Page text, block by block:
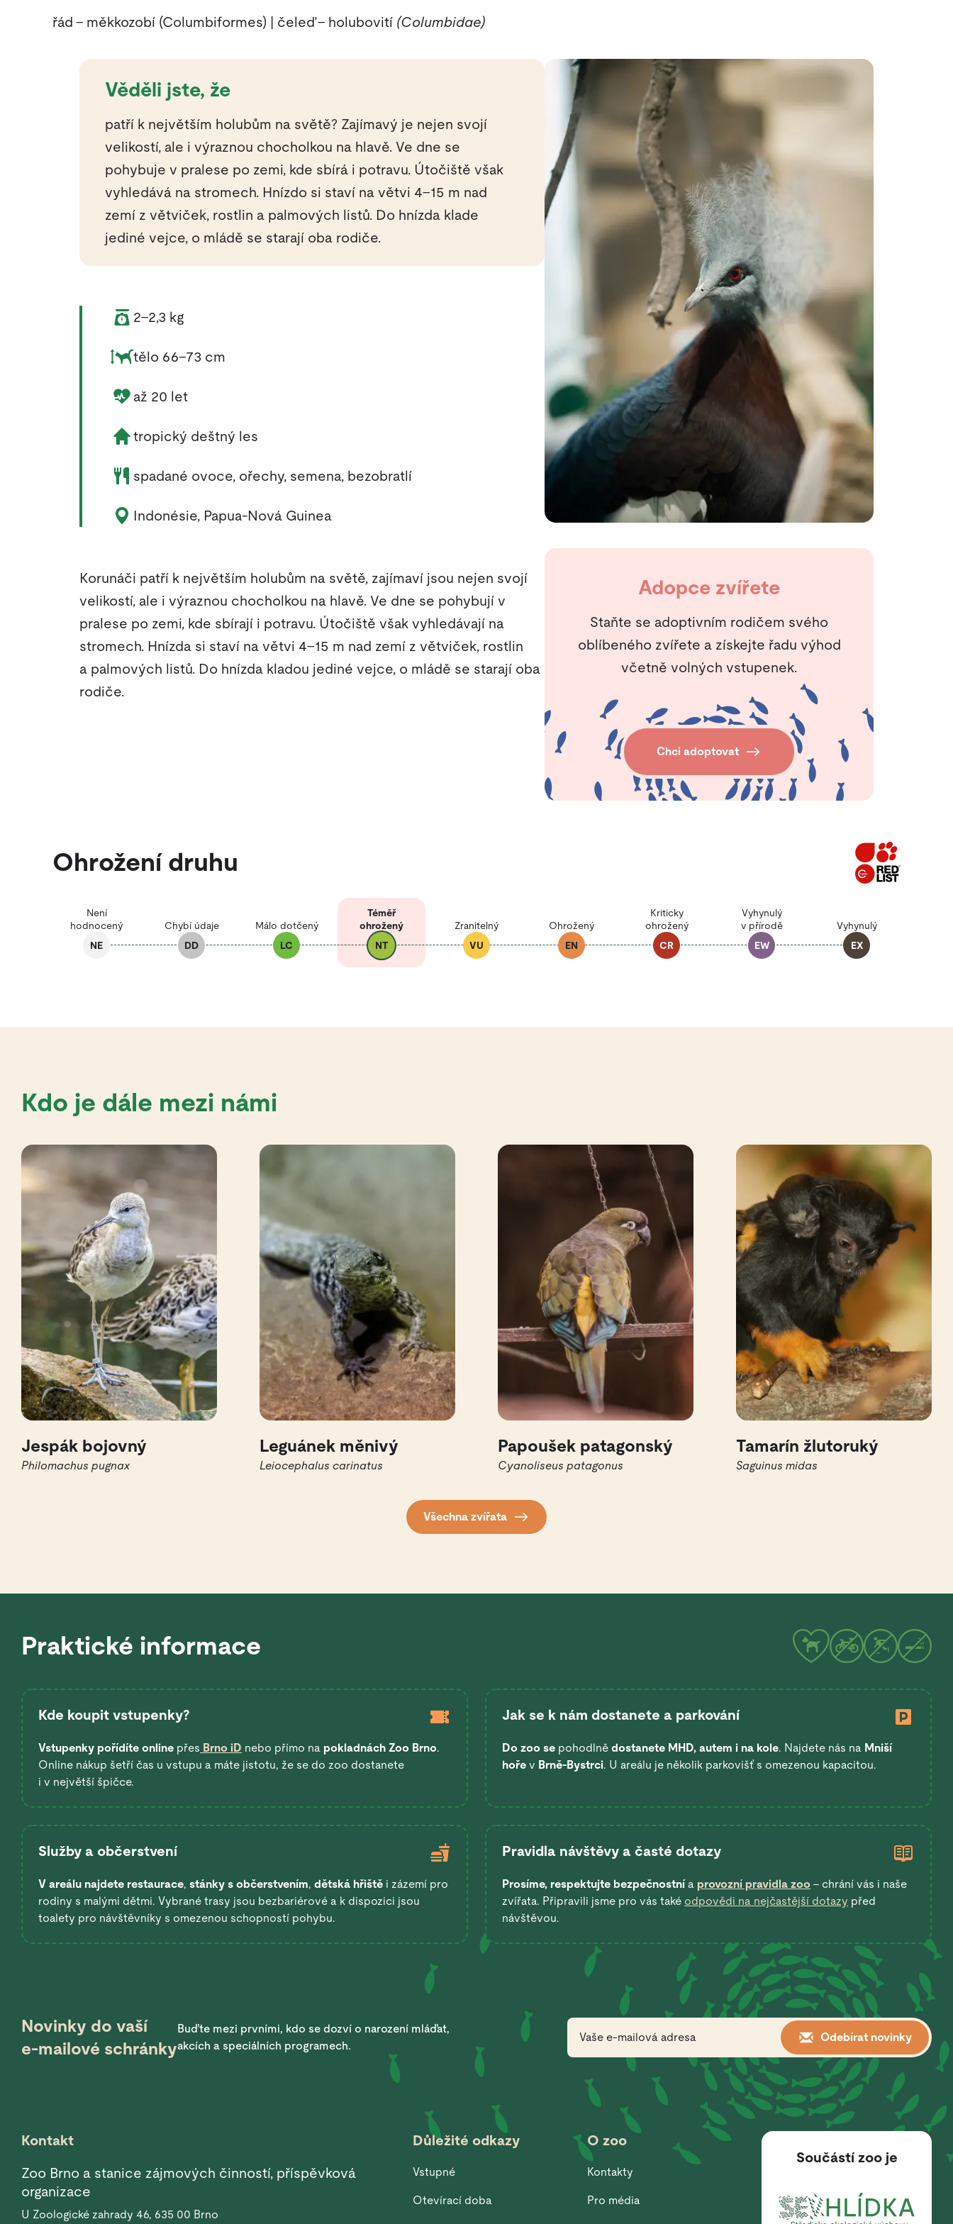
řád – měkkozobí (Columbiformes) | čeleď – holubovití (Columbidae)
Věděli jste, že
patří k největším holubům na světě? Zajímavý je nejen svojí
velikostí, ale i výraznou chocholkou na hlavě. Ve dne se
pohybuje v pralese po zemi, kde sbírá i potravu. Útočiště však
vyhledává na stromech. Hnízdo si staví na větvi 4–15 m nad
zemí z větviček, rostlin a palmových listů. Do hnízda klade
jediné vejce, o mládě se starají oba rodiče.
Váha zvířete:
2–2,3 kg
Rozměry zvířete:
tělo 66–73 cm
Délka života zvířete:
až 20 let
Životní prostředí zvířete:
tropický deštný les
Potrava zvířete:
spadané ovoce, ořechy, semena, bezobratlí
Výskyt zvířete:
Indonésie, Papua-Nová Guinea
Korunáči patří k největším holubům na světě, zajímaví jsou nejen svojí
velikostí, ale i výraznou chocholkou na hlavě. Ve dne se pohybují v
pralese po zemi, kde sbírají i potravu. Útočiště však vyhledávají na
stromech. Hnízda si staví na větvi 4–15 m nad zemí z větviček, rostlin
a palmových listů. Do hnízda kladou jediné vejce, o mládě se starají oba
rodiče.
Adopce zvířete
Staňte se adoptivním rodičem svého
oblíbeného zvířete a získejte řadu výhod
včetně volných vstupenek.
Chci adoptovat
Ohrožení druhu
Není
hodnocený
NE
Chybí údaje
DD
Málo dotčený
LC
Téměř
ohrožený
NT
Zranitelný
VU
Ohrožený
EN
Kriticky
ohrožený
CR
Vyhynulý
v přírodě
EW
Vyhynulý
EX
Kdo je dále mezi námi
Jespák bojovný
Philomachus pugnax
Leguánek měnivý
Leiocephalus carinatus
Papoušek patagonský
Cyanoliseus patagonus
Tamarín žlutoruký
Saguinus midas
Všechna zvířata
Praktické informace
Kde koupit vstupenky?
Vstupenky pořídíte online přes Brno iD nebo přímo na pokladnách Zoo Brno.
Online nákup šetří čas u vstupu a máte jistotu, že se do zoo dostanete
i v největší špičce.
Jak se k nám dostanete a parkování
Do zoo se pohodlně dostanete MHD, autem i na kole. Najdete nás na Mniší
hoře v Brně-Bystrci. U areálu je několik parkovišť s omezenou kapacitou.
Služby a občerstvení
V areálu najdete restaurace, stánky s občerstvením, dětská hřiště i zázemí pro
rodiny s malými dětmi. Vybrané trasy jsou bezbariérové a k dispozici jsou
toalety pro návštěvníky s omezenou schopností pohybu.
Pravidla návštěvy a časté dotazy
Prosíme, respektujte bezpečnostní a provozní pravidla zoo – chrání vás i naše
zvířata. Připravili jsme pro vás také odpovědi na nejčastější dotazy před
návštěvou.
Novinky do vaší
e-mailové schránky
Buďte mezi prvními, kdo se dozví o narození mláďat,
akcích a speciálních programech.
Odebírat novinky
Kontakt
Zoo Brno a stanice zájmových činností, příspěvková
organizace
U Zoologické zahrady 46, 635 00 Brno
Důležité odkazy
Vstupné
Otevírací doba
O zoo
Kontakty
Pro média
Součástí zoo je